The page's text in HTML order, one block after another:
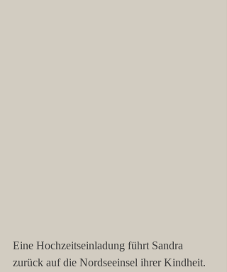
Eine Hochzeitseinladung führt Sandra
zurück auf die Nordseeinsel ihrer Kindheit.